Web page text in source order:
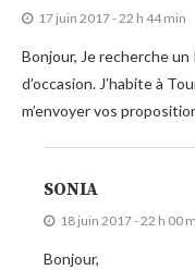
17 juin 2017 - 22 h 44 min
Bonjour, Je recherche
d’occasion. J’habite à
m’envoyer vos
SONIA
18 juin 2017 - 22 h 00
Bonjour,